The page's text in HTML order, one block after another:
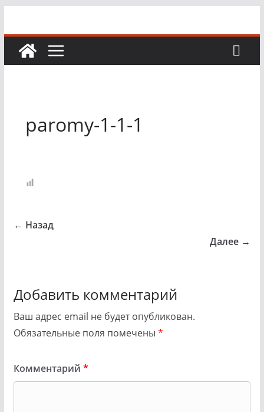
содержимому
paromy-1-1-1
← Назад
Далее →
Добавить комментарий
Ваш адрес email не будет опубликован.
Обязательные поля помечены *
Комментарий *